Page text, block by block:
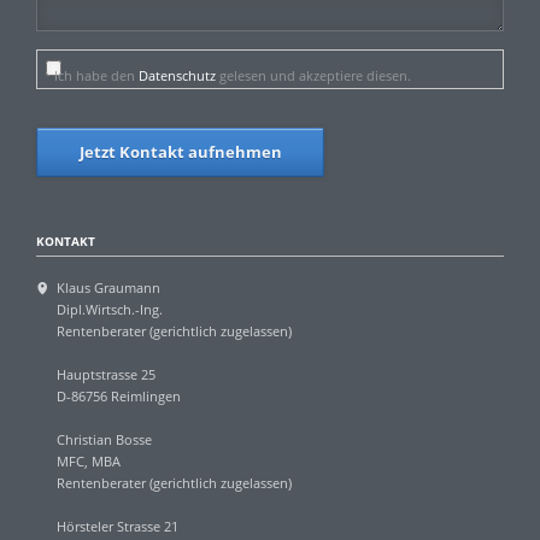
Ich habe den Datenschutzgelesen und akzeptiere diesen.
Jetzt Kontakt aufnehmen
KONTAKT
Klaus Graumann
Dipl.Wirtsch.-Ing.
Rentenberater (gerichtlich zugelassen)
Hauptstrasse 25
D-86756 Reimlingen
Christian Bosse
MFC, MBA
Rentenberater (gerichtlich zugelassen)
Hörsteler Strasse 21